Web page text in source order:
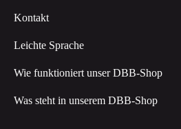
Kontakt
Leichte Sprache
Wie funktioniert unser DBB-Shop
Was steht in unserem DBB-Shop